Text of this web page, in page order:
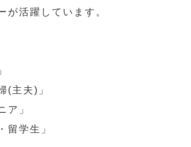
が活躍しています。
(主夫)」
ア」
留学生」